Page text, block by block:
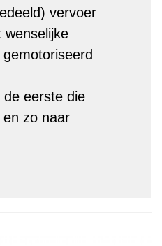
vervoer
wenselijke
gemotoriseerd
de eerste die
zo naar